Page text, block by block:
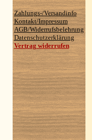
Zahlungs-/Versandinfo
Kontakt/Impressum
AGB/Widerrufsbelehrung
Datenschutzerklärung
Vertrag widerrufen